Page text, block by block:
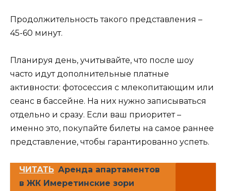
Продолжительность такого представления –
45-60 минут.
Планируя день, учитывайте, что после шоу
часто идут дополнительные платные
активности: фотосессия с млекопитающим или
сеанс в бассейне. На них нужно записываться
отдельно и сразу. Если ваш приоритет –
именно это, покупайте билеты на самое раннее
представление, чтобы гарантированно успеть.
ЧИТАТЬ Аренда апартаментов
в ЖК Имеретинские зори